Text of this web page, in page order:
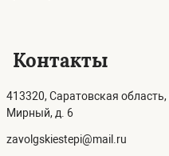
Контакты
413320, Саратовская область,
Мирный, д. 6
zavolgskiestepi@mail.ru